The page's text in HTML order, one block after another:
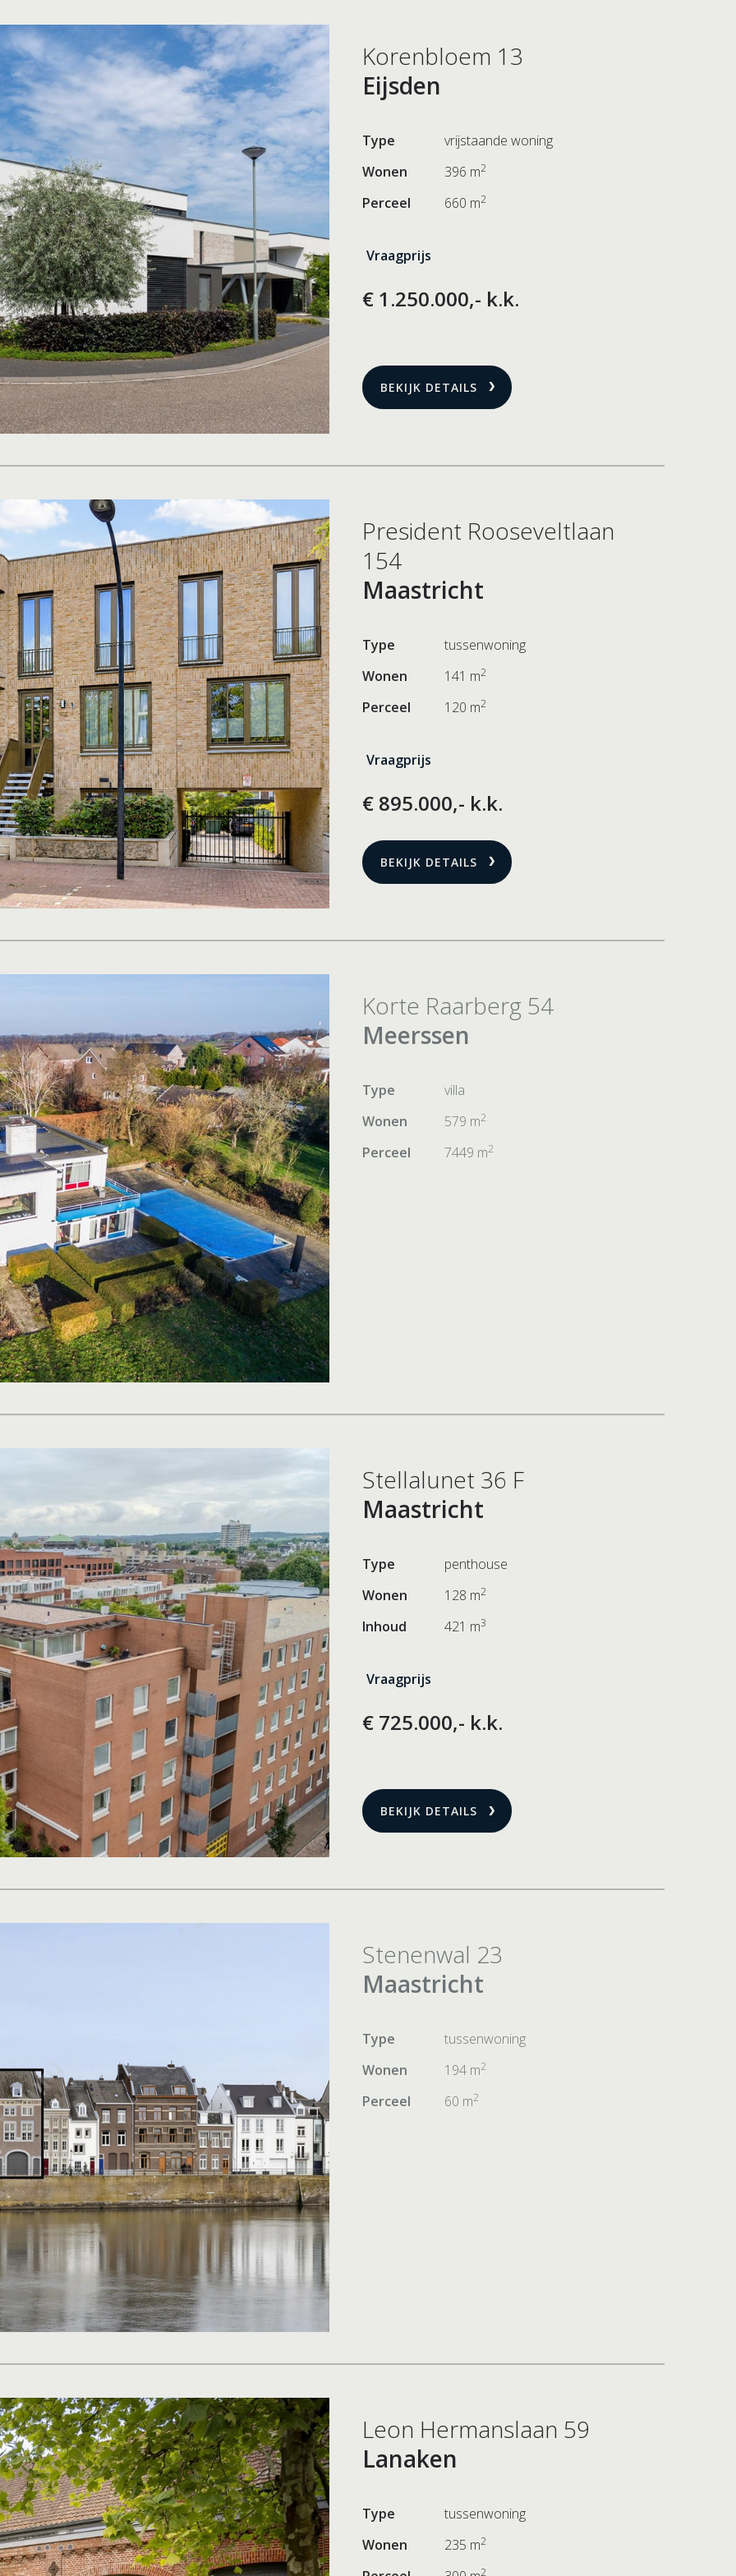
Korenbloem 13
Eijsden
Type
vrijstaande woning
Wonen
396 m2
Perceel 660 m2
Vraagprijs
€ 1.250.000,- k.k.
BEKIJK DETAILS
President Rooseveltlaan
154
Maastricht
Type
tussenwoning
Wonen
141 m2
Perceel 120 m2
Vraagprijs
€ 895.000,- k.k.
BEKIJK DETAILS
Korte Raarberg 54
Meerssen
Type
villa
Wonen
579 m2
Perceel 7449 m2
Stellalunet 36 F
Maastricht
Type
penthouse
Wonen
128 m2
Inhoud 421 m3
Vraagprijs
€ 725.000,- k.k.
BEKIJK DETAILS
Stenenwal 23
Maastricht
Type
tussenwoning
Wonen
194 m2
Perceel 60 m2
Leon Hermanslaan 59
Lanaken
Type
tussenwoning
Wonen
235 m2
2